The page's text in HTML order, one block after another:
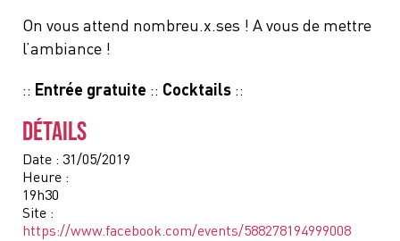
On vous attend nombreu.x.ses ! A vous de mettre
l’ambiance !
:: Entrée gratuite :: Cocktails ::
DÉTAILS
Date : 31/05/2019
Heure :
19h30
Site :
https://www.facebook.com/events/588278194999008